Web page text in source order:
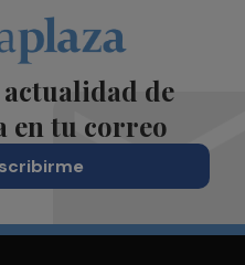
de
en tu correo